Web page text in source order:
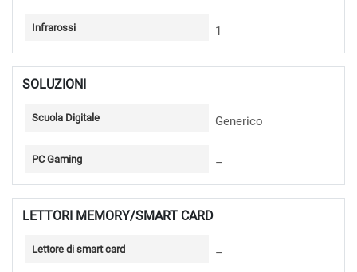
Infrarossi 1
SOLUZIONI
Scuola Digitale Generico
PC Gaming –
LETTORI MEMORY/SMART CARD
Lettore di smart card –